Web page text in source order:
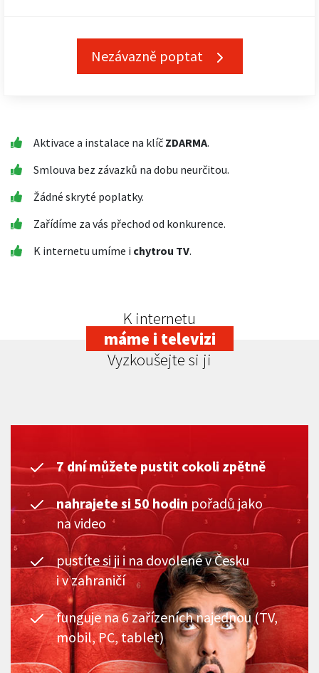
Nezávazně poptat
Aktivace a instalace na klíč ZDARMA.
Smlouva bez závazků na dobu neurčitou.
Žádné skryté poplatky.
Zařídíme za vás přechod od konkurence.
K internetu umíme i chytrou TV.
K internetu
máme i televizi
Vyzkoušejte si ji
7 dní můžete pustit cokoli zpětně
nahrajete si 50 hodin pořadů jako
na video
pustíte si ji i na dovolené v Česku
i v zahraničí
funguje na 6 zařízeních najednou (TV,
mobil, PC, tablet)